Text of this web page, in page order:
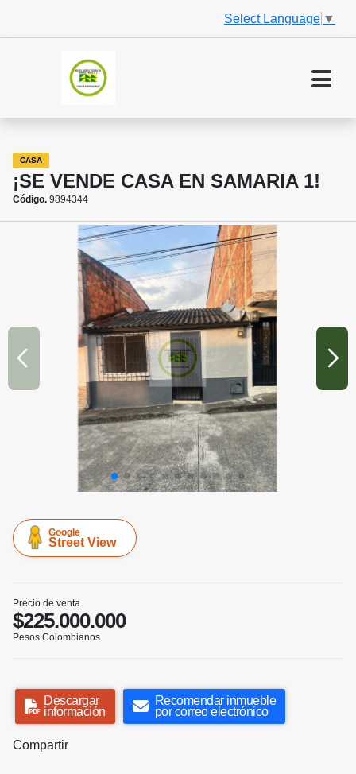
Select Language ▼
CASA
¡SE VENDE CASA EN SAMARIA 1!
Código. 9894344
Google
Street View
Precio de venta
$225.000.000
Pesos Colombianos
Descargar
información
Recomendar inmueble
por correo electrónico
Compartir